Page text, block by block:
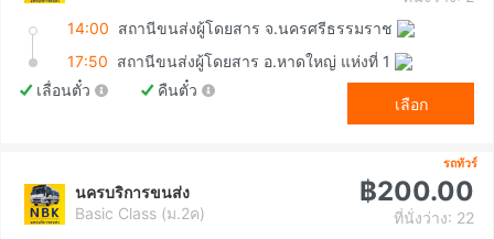
14:00 สถานีขนส่งผู้โดยสาร จ.นครศรีธรรมราช
17:50 สถานีขนส่งผู้โดยสาร อ.หาดใหญ่ แห่งที่ 1
เลื่อนตั๋ว
คืนตั๋ว
เลือก
รถทัวร์
นครบริการขนส่ง
Basic Class (ม.2ค)
฿200.00
ที่นั่งว่าง: 22